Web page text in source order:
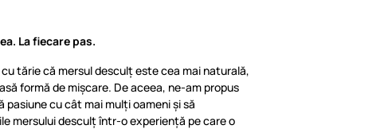
La fiecare pas.
tărie că mersul desculț este cea mai naturală,
formă de mișcare. De aceea, ne-am propus
pasiune cu cât mai mulți oameni și să
mersului desculț într-o experiență pe care o